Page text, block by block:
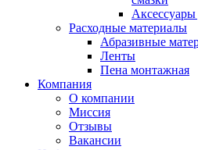
Расходные материалы
Абразивные
Ленты
Пена монтажная
Компания
О компании
Миссия
Отзывы
Вакансии